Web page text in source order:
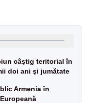
câştig teritorial în
doi ani şi jumătate
Armenia în